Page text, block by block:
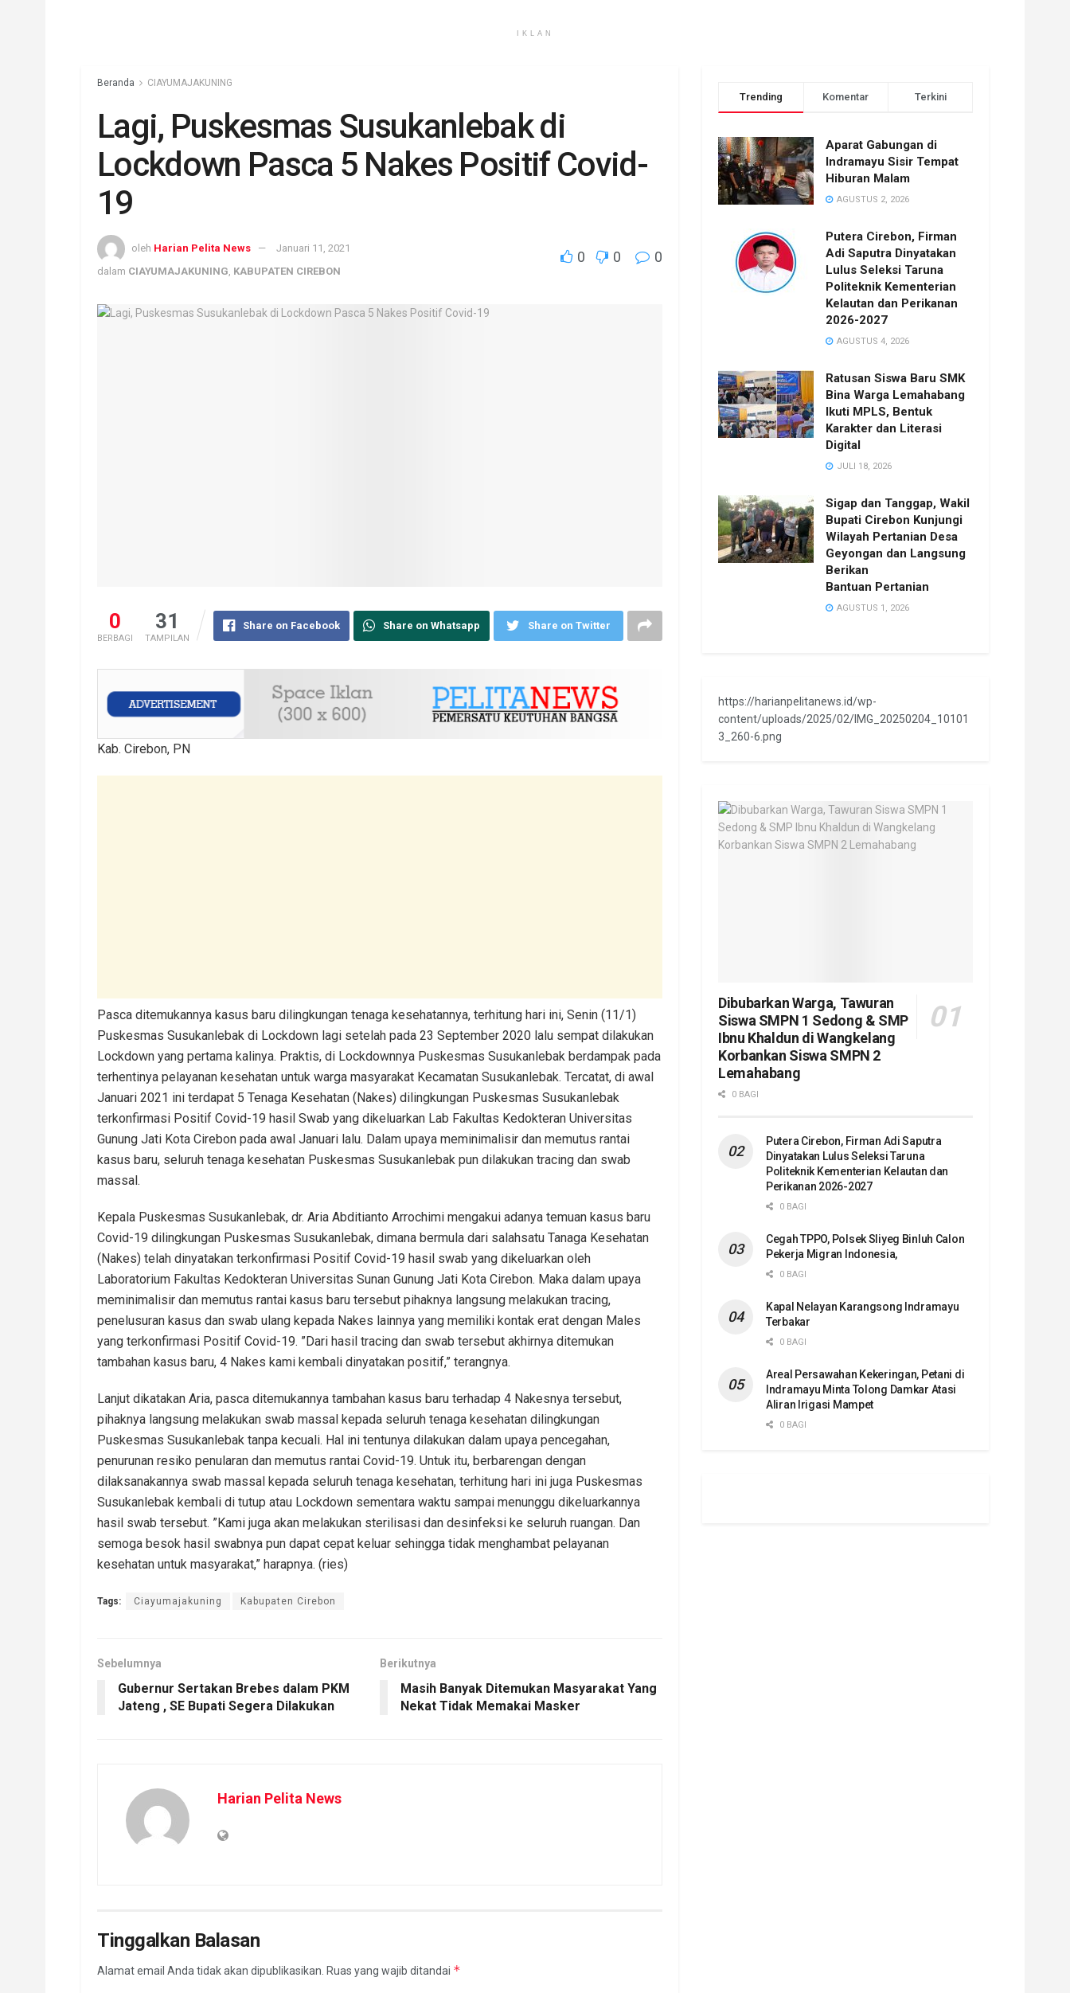
IKLAN
Beranda CIAYUMAJAKUNING
Lagi, Puskesmas Susukanlebak di
Lockdown Pasca 5 Nakes Positif Covid-
19
oleh Harian Pelita News
Januari 11, 2021
dalam CIAYUMAJAKUNING, KABUPATEN CIREBON
0 0 0
0
BERBAGI
31
TAMPILAN
Share on Facebook Share on Whatsapp Share on Twitter
Kab. Cirebon, PN
Pasca ditemukannya kasus baru dilingkungan tenaga kesehatannya, terhitung hari ini, Senin (11/1)
Puskesmas Susukanlebak di Lockdown lagi setelah pada 23 September 2020 lalu sempat dilakukan
Lockdown yang pertama kalinya. Praktis, di Lockdownnya Puskesmas Susukanlebak berdampak pada
terhentinya pelayanan kesehatan untuk warga masyarakat Kecamatan Susukanlebak. Tercatat, di awal
Januari 2021 ini terdapat 5 Tenaga Kesehatan (Nakes) dilingkungan Puskesmas Susukanlebak
terkonfirmasi Positif Covid-19 hasil Swab yang dikeluarkan Lab Fakultas Kedokteran Universitas
Gunung Jati Kota Cirebon pada awal Januari lalu. Dalam upaya meminimalisir dan memutus rantai
kasus baru, seluruh tenaga kesehatan Puskesmas Susukanlebak pun dilakukan tracing dan swab
massal.
Kepala Puskesmas Susukanlebak, dr. Aria Abditianto Arrochimi mengakui adanya temuan kasus baru
Covid-19 dilingkungan Puskesmas Susukanlebak, dimana bermula dari salahsatu Tanaga Kesehatan
(Nakes) telah dinyatakan terkonfirmasi Positif Covid-19 hasil swab yang dikeluarkan oleh
Laboratorium Fakultas Kedokteran Universitas Sunan Gunung Jati Kota Cirebon. Maka dalam upaya
meminimalisir dan memutus rantai kasus baru tersebut pihaknya langsung melakukan tracing,
penelusuran kasus dan swab ulang kepada Nakes lainnya yang memiliki kontak erat dengan Males
yang terkonfirmasi Positif Covid-19. ”Dari hasil tracing dan swab tersebut akhirnya ditemukan
tambahan kasus baru, 4 Nakes kami kembali dinyatakan positif,” terangnya.
Lanjut dikatakan Aria, pasca ditemukannya tambahan kasus baru terhadap 4 Nakesnya tersebut,
pihaknya langsung melakukan swab massal kepada seluruh tenaga kesehatan dilingkungan
Puskesmas Susukanlebak tanpa kecuali. Hal ini tentunya dilakukan dalam upaya pencegahan,
penurunan resiko penularan dan memutus rantai Covid-19. Untuk itu, berbarengan dengan
dilaksanakannya swab massal kepada seluruh tenaga kesehatan, terhitung hari ini juga Puskesmas
Susukanlebak kembali di tutup atau Lockdown sementara waktu sampai menunggu dikeluarkannya
hasil swab tersebut. ”Kami juga akan melakukan sterilisasi dan desinfeksi ke seluruh ruangan. Dan
semoga besok hasil swabnya pun dapat cepat keluar sehingga tidak menghambat pelayanan
kesehatan untuk masyarakat,” harapnya. (ries)
Tags: Ciayumajakuning Kabupaten Cirebon
Sebelumnya
Gubernur Sertakan Brebes dalam PKM
Jateng , SE Bupati Segera Dilakukan
Berikutnya
Masih Banyak Ditemukan Masyarakat Yang
Nekat Tidak Memakai Masker
Harian Pelita News
Tinggalkan Balasan
Alamat email Anda tidak akan dipublikasikan. Ruas yang wajib ditandai *
Trending Komentar Terkini
Aparat Gabungan di
Indramayu Sisir Tempat
Hiburan Malam
AGUSTUS 2, 2026
Putera Cirebon, Firman
Adi Saputra Dinyatakan
Lulus Seleksi Taruna
Politeknik Kementerian
Kelautan dan Perikanan
2026-2027
AGUSTUS 4, 2026
Ratusan Siswa Baru SMK
Bina Warga Lemahabang
Ikuti MPLS, Bentuk
Karakter dan Literasi
Digital
JULI 18, 2026
Sigap dan Tanggap, Wakil
Bupati Cirebon Kunjungi
Wilayah Pertanian Desa
Geyongan dan Langsung
Berikan
Bantuan Pertanian
AGUSTUS 1, 2026
https://harianpelitanews.id/wp-
content/uploads/2025/02/IMG_20250204_10101
3_260-6.png
Dibubarkan Warga, Tawuran
Siswa SMPN 1 Sedong & SMP
Ibnu Khaldun di Wangkelang
Korbankan Siswa SMPN 2
Lemahabang
0 BAGI
Putera Cirebon, Firman Adi Saputra
Dinyatakan Lulus Seleksi Taruna
Politeknik Kementerian Kelautan dan
Perikanan 2026-2027
0 BAGI
Cegah TPPO, Polsek Sliyeg Binluh Calon
Pekerja Migran Indonesia,
0 BAGI
Kapal Nelayan Karangsong Indramayu
Terbakar
0 BAGI
Areal Persawahan Kekeringan, Petani di
Indramayu Minta Tolong Damkar Atasi
Aliran Irigasi Mampet
0 BAGI